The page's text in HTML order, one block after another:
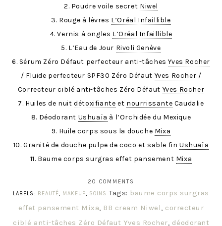
2. Poudre voile secret Niwel
3. Rouge à lèvres L’Oréal Infaillible
4. Vernis à ongles L’Oréal Infaillible
5. L’Eau de Jour Rivoli Genève
6. Sérum Zéro Défaut perfecteur anti-tâchesYves Rocher
/ Fluide perfecteur SPF30 Zéro Défaut Yves Rocher /
Correcteur ciblé anti-tâches Zéro Défaut Yves Rocher
7. Huiles de nuitdétoxifiante et nourrissante Caudalie
8. Déodorant Ushuaïa à l’Orchidée du Mexique
9. Huile corps sous la douche Mixa
10. Granité de douche pulpe de coco et sable finUshuaïa
11. Baume corps surgras effet pansement Mixa
20 COMMENTS
LABELS: BEAUTÉ MAKEUP SOINS Tags: baume corps surgras
effet pansement Mixa
BB cream Niwel
correcteur
ciblé anti-tâches Zéro Défaut Yves Rocher déodorant